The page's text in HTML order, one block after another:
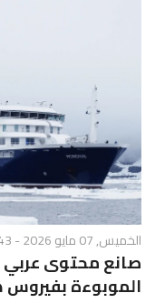
الخميس, 07 مايو 2026 - 03:43 ص
صانع محتوى عربي
الموبوءة